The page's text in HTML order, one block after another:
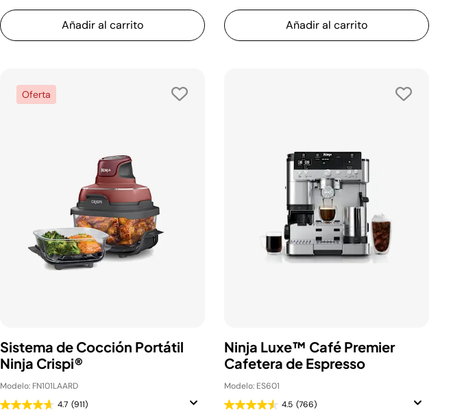
Añadir al carrito Añadir al carrito
Oferta
Sistema de Cocción Portátil
Ninja Crispi®
Modelo: FN101LAARD
4.7 (911)
Ninja Luxe™ Café Premier
Cafetera de Espresso
Modelo: ES601
4.5 (766)